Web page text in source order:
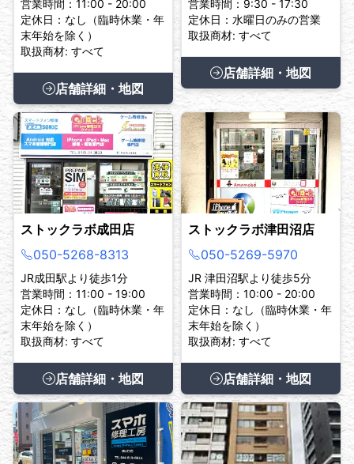
営業時間：11:00 - 20:00
定休日：なし（臨時休業・年
末年始を除く）
取扱商材: すべて
店舗詳細・地図
営業時間：9:30 - 17:30
定休日：水曜日のみの営業
取扱商材: すべて
店舗詳細・地図
ストックラボ成田店
050-5268-8313
JR成田駅より徒歩1分
営業時間：11:00 - 19:00
定休日：なし（臨時休業・年
末年始を除く）
取扱商材: すべて
店舗詳細・地図
ストックラボ津田沼店
050-5269-5970
JR 津田沼駅より徒歩5分
営業時間：10:00 - 20:00
定休日：なし（臨時休業・年
末年始を除く）
取扱商材: すべて
店舗詳細・地図